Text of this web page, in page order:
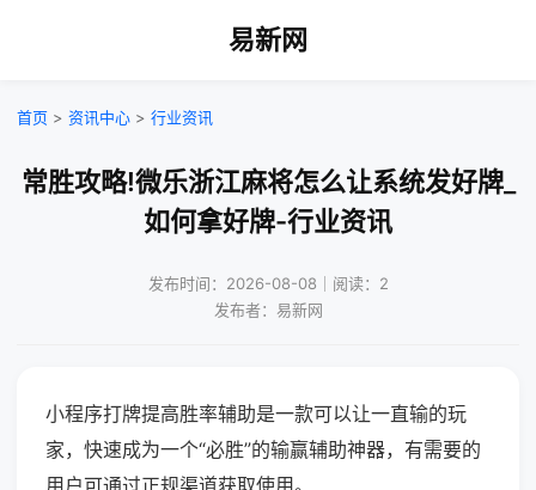
易新网
首页 > 资讯中心 > 行业资讯
常胜攻略!微乐浙江麻将怎么让系统发好牌_
如何拿好牌-行业资讯
发布时间：2026-08-08｜阅读：2
发布者：易新网
小程序打牌提高胜率辅助是一款可以让一直输的玩
家，快速成为一个“必胜”的输赢辅助神器，有需要的
用户可通过正规渠道获取使用。